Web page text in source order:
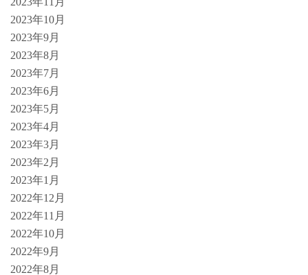
2023年10月
2023年9月
2023年8月
2023年7月
2023年6月
2023年5月
2023年4月
2023年3月
2023年2月
2023年1月
2022年12月
2022年11月
2022年10月
2022年9月
2022年8月